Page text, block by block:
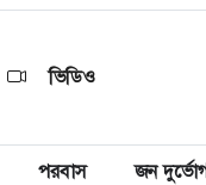
ভিডিও
পরবাস জন